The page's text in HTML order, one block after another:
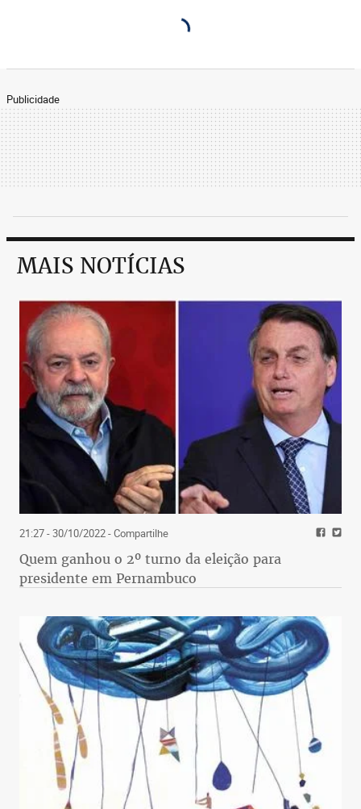
Publicidade
MAIS NOTÍCIAS
21:27 - 30/10/2022- Compartilhe
Quem ganhou o 2º turno da eleição para
presidente em Pernambuco